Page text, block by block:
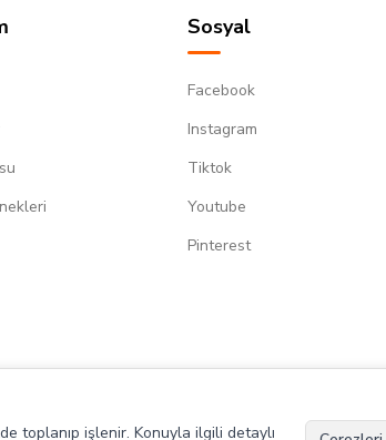
Sosyal
Facebook
Instagram
Tiktok
Youtube
Pinterest
toplanıp işlenir. Konuyla ilgili detaylı